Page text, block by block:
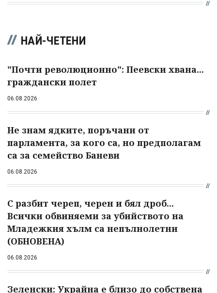
НАЙ-ЧЕТЕНИ
"Почти революционно": Пеевски хвана...
граждански полет
06.08.2026
Не знам ядките, поръчани от
парламента, за кого са, но предполагам
са за семейство Баневи
06.08.2026
С разбит череп, черен и бял дроб...
Всички обвиняеми за убийството на
Младежкия хълм са непълнолетни
(ОБНОВЕНА)
06.08.2026
Зеленски: Украйна е близо до собствена